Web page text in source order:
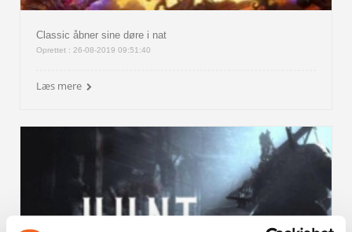
Classic åbner sine døre i nat
Oprettet : 26-08-2019 09:51:40
Læs mere